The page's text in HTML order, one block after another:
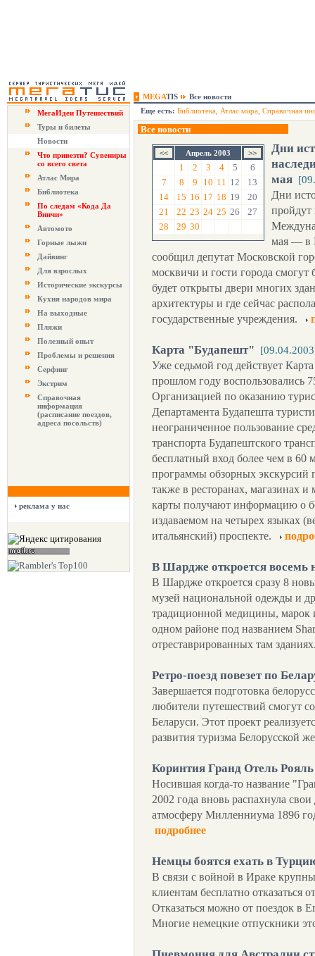
MEGATIS
Все новости
МегаИдеи Путешествий
Туры и билеты
Новости
Что привезти? Сувениры
со всего света
Атлас Мира
Библиотека
По следам «Кода Да
Винчи»
Автомото
Горные лыжи
Дайвинг
Для взрослых
Исторические экскурсы
Кухня народов мира
На выходные
Пляжи
Полезный опыт
Проблемы и решения
Серфинг
Экстрим
Справочная
информация
(расписание поездов,
адреса посольств)
реклама у нас
Еще есть: Библиотека Атлас мира Справочная
Все новости
Апрель 2003
1 2 3 4 5
6
7
8 9 10 11 12
13
14
15 16 17 18 19
20
21
22 23 24 25 26
27
28
29 30
Дни
мая
Дни
мая — в
сообщил депутат Московской
москвичи и гости города смогут
будет открыты двери многих
архитектуры и где сейчас
государственные учреждения.
Карта "Будапешт"
Уже седьмой год действует
прошлом году воспользовались
Организацией по оказанию
Департамента Будапешта
неограниченное пользование
транспорта Будапештского
бесплатный вход более чем в 60
программы обзорных экскурсий
также в ресторанах, магазинах
карты получают информацию о
издаваемом на четырех языках
итальянский) проспекте.
В Шардже откроется восемь
В Шардже откроется сразу 8
музей национальной одежды и
традиционной медицины, марок
одном районе под названием
отреставрированных там
Ретро-поезд повезет по
Завершается подготовка
любители путешествий смогут
Беларуси. Этот проект
развития туризма Белорусской
Коринтия Гранд Отель
Носившая когда-то название
2002 года вновь распахнула
атмосферу Милленниума 1896
подробнее
Немцы боятся ехать в
В связи с войной в Ираке
клиентам бесплатно отказаться
Отказаться можно от поездок в
Многие немецкие отпускники